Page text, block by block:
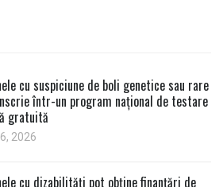
cu suspiciune de boli genetice sau rare
într-un program național de testare
gratuită
2026
cu dizabilități pot obține finanțări de